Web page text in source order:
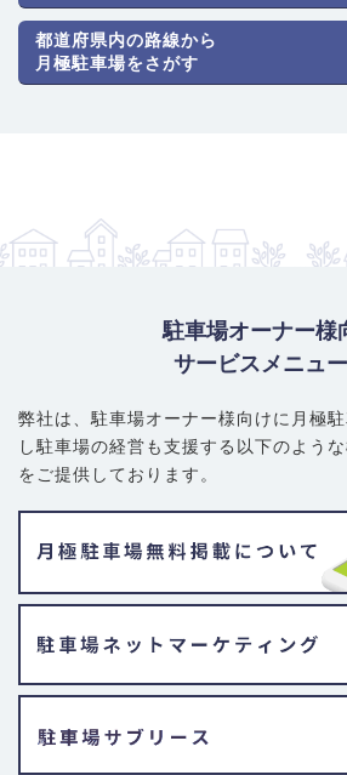
都道府県内の路線から
月極駐車場をさがす
駐車場オーナー様
サービスメニュ
弊社は、駐車場オーナー様向けに月極駐
し駐車場の経営も支援する以下のよう
をご提供しております。